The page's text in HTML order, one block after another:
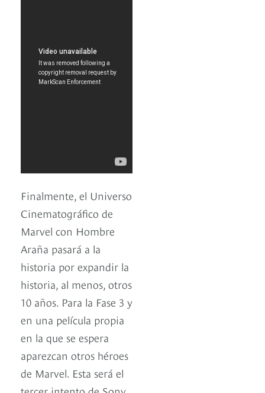
Finalmente, el Universo
Cinematográfico de
Marvel con Hombre
Araña pasará a la
historia por expandir la
historia, al menos, otros
10 años. Para la Fase 3 y
en una película propia
en la que se espera
aparezcan otros héroes
de Marvel. Esta será el